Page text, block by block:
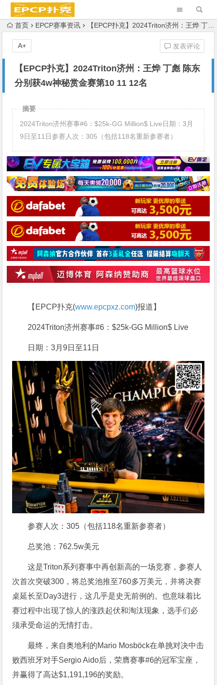
首页 EPCP赛事资讯 【EPCP扑克】2024Triton济州：王烨 丁彪 陈东分别获4w神秘赏金赛第10 11 12名
【EPCP扑克】2024Triton济州：王烨 丁彪 陈东
分别获4w神秘赏金赛第10 11 12名
发表评论
A+
摘要
2024Triton济州赛事#6：$25k-GG Million$ Live日期：3月
9日至11日参赛人次：305（包括118名重新参赛者）
【EPCP扑克(www.epcpxz.com)报道】
2024Triton济州赛事#6：$25k-GG Million$ Live
日期：3月9日至11日
参赛人次：305（包括118名重新参赛者）
总奖池：762.5w美元
这是Triton系列赛事中再创新高的一场竞赛，参赛人
次首次突破300，将总奖池推至760多万美元，并将决赛
桌延长至Day3进行，这几乎是史无前例的。也意味着比
赛过程中出现了惊人的涨跌起伏和淘汰现象，选手们必
须承受命运的无情打击。
最终，来自奥地利的Mario Mosböck在单挑对决中击
败西班牙对手Sergio Aido后，荣膺赛事#6的冠军宝座，
并赢得了高达$1,191,196的奖励。